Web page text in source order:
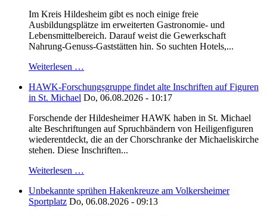
Im Kreis Hildesheim gibt es noch einige freie
Ausbildungsplätze im erweiterten Gastronomie- und
Lebensmittelbereich. Darauf weist die Gewerkschaft
Nahrung-Genuss-Gaststätten hin. So suchten Hotels,...
Weiterlesen …
HAWK-Forschungsgruppe findet alte Inschriften auf Figuren
in St. Michael Do, 06.08.2026 - 10:17
Forschende der Hildesheimer HAWK haben in St. Michael
alte Beschriftungen auf Spruchbändern von Heiligenfiguren
wiederentdeckt, die an der Chorschranke der Michaeliskirche
stehen. Diese Inschriften...
Weiterlesen …
Unbekannte sprühen Hakenkreuze am Volkersheimer
Sportplatz Do, 06.08.2026 - 09:13